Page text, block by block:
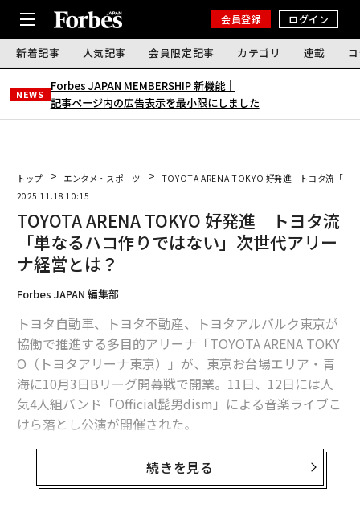
会員登録 ログイン
新着記事 人気記事 会員限定記事 カテゴリ 連載
NEWS
Forbes JAPAN MEMBERSHIP 新機能｜
記事ページ内の広告表示を最小限にしました
トップ エンタメ・スポーツ
TOYOTA ARENA TOKYO 好発進 トヨタ流「単
2025.11.18 10:15
TOYOTA ARENA TOKYO 好発進 トヨタ流
「単なるハコ作りではない」次世代アリー
ナ経営とは？
Forbes JAPAN 編集部
トヨタ自動車、トヨタ不動産、トヨタアルバルク東京が
協働で推進する多目的アリーナ「TOYOTA ARENA TOKY
O（トヨタアリーナ東京）」が、東京お台場エリア・青
海に10月3日Bリーグ開幕戦で開業。11日、12日には人
気4人組バンド「Official髭男dism」による音楽ライブこ
けら落とし公演が開催された。
男子プロバスケットボールBリーグB1のアルバルク東京
のホームアリーナで、収容客数は約1万人（音楽興行時
続きを見る